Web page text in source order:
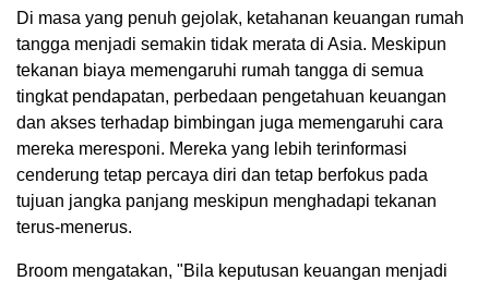
Di masa yang penuh gejolak, ketahanan keuangan rumah
tangga menjadi semakin tidak merata di Asia. Meskipun
tekanan biaya memengaruhi rumah tangga di semua
tingkat pendapatan, perbedaan pengetahuan keuangan
dan akses terhadap bimbingan juga memengaruhi cara
mereka meresponi. Mereka yang lebih terinformasi
cenderung tetap percaya diri dan tetap berfokus pada
tujuan jangka panjang meskipun menghadapi tekanan
terus-menerus.
Broom mengatakan, "Bila keputusan keuangan menjadi